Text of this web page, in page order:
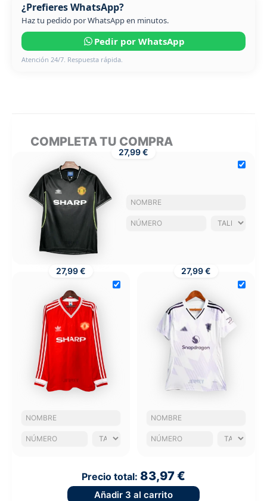
¿Prefieres WhatsApp?
Haz tu pedido por WhatsApp en minutos.
Pedir por WhatsApp
Atención 24/7. Respuesta rápida.
COMPLETA TU COMPRA
27,99 €
27,99 € 27,99 €
Precio total: 83,97 €
Añadir 3 al carrito